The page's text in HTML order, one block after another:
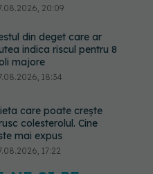
20:09
din deget care ar
indica riscul pentru 8
majore
18:34
care poate crește
colesterolul. Cine
mai expus
17:22